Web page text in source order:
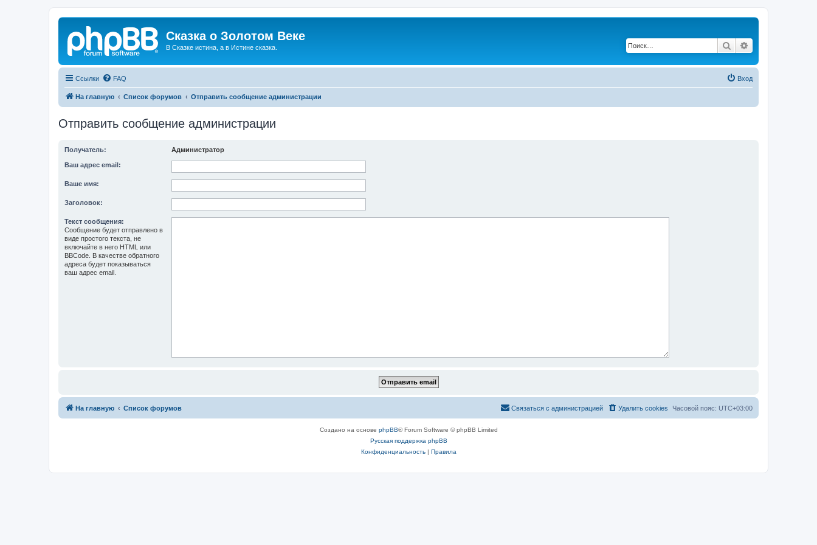
Сказка о Золотом Веке
В Сказке истина, а в Истине сказка. Поиск
Ссылки FAQ Вход
На главную Список форумов Отправить сообщение администрации
Отправить сообщение администрации
Получатель: Администратор
Ваш адрес email:
Ваше имя:
Заголовок:
Текст сообщения:
Сообщение будет отправлено в
виде простого текста, не
включайте в него HTML или
BBCode. В качестве обратного
адреса будет показываться
ваш адрес email.
На главную Список форумов Часовой пояс: UTC+03:00
Удалить cookies
Связаться с администрацией
Создано на основе phpBB® Forum Software © phpBB Limited
Русская поддержка phpBB
Конфиденциальность| Правила